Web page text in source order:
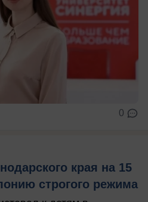
0
края на 15
строгого режима